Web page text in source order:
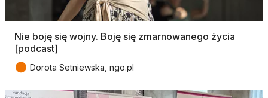
Nie boję się wojny. Boję się zmarnowanego życia
[podcast]
● Dorota Setniewska, ngo.pl